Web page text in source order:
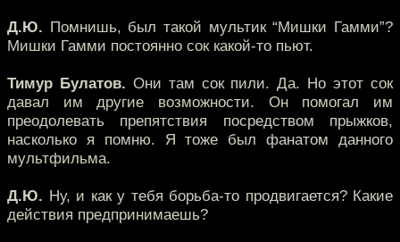
Д.Ю. Помнишь, был такой мультик “Мишки Гамми”?
Мишки Гамми постоянно сок какой-то пьют.
Тимур Булатов. Они там сок пили. Да. Но этот сок
давал им другие возможности. Он помогал им
преодолевать препятствия посредством прыжков,
насколько я помню. Я тоже был фанатом данного
мультфильма.
Д.Ю. Ну, и как у тебя борьба-то продвигается? Какие
действия предпринимаешь?